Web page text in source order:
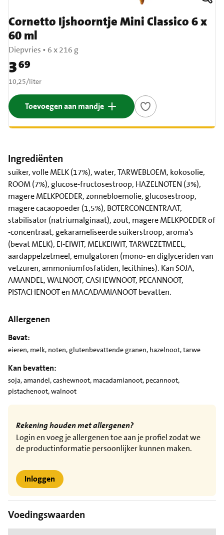
Cornetto Ijshoorntje Mini Classico 6 x
60 ml
Diepvries • 6 x 216 g
Prijs: € 3,69
369
€ 10,25 per liter
10,25/liter
Toevoegen aan mandje
Ingrediënten
suiker, volle MELK (17%), water, TARWEBLOEM, kokosolie,
ROOM (7%), glucose-fructosestroop, HAZELNOTEN (3%),
magere MELKPOEDER, zonnebloemolie, glucosestroop,
magere cacaopoeder (1,5%), BOTERCONCENTRAAT,
stabilisator (natriumalginaat), zout, magere MELKPOEDER of
-concentraat, gekarameliseerde suikerstroop, aroma's
(bevat MELK), EI-EIWIT, MELKEIWIT, TARWEZETMEEL,
aardappelzetmeel, emulgatoren (mono- en diglyceriden van
vetzuren, ammoniumfosfatiden, lecithines). Kan SOJA,
AMANDEL, WALNOOT, CASHEWNOOT, PECANNOOT,
PISTACHENOOT en MACADAMIANOOT bevatten.
Allergenen
Bevat:
eieren, melk, noten, glutenbevattende granen, hazelnoot, tarwe
Kan bevatten:
soja, amandel, cashewnoot, macadamianoot, pecannoot,
pistachenoot, walnoot
Rekening houden met allergenen?
Login en voeg je allergenen toe aan je profiel zodat we
de productinformatie persoonlijker kunnen maken.
Inloggen
Voedingswaarden